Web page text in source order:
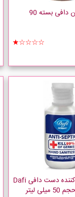
پد لاک پاک کن دافی بسته 90
★☆☆☆☆
ژل ضدعفونی کننده دست دافی Dafi